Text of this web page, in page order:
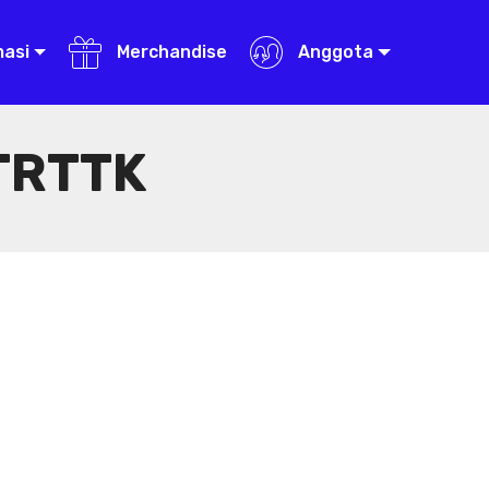
Merchandise Anggota